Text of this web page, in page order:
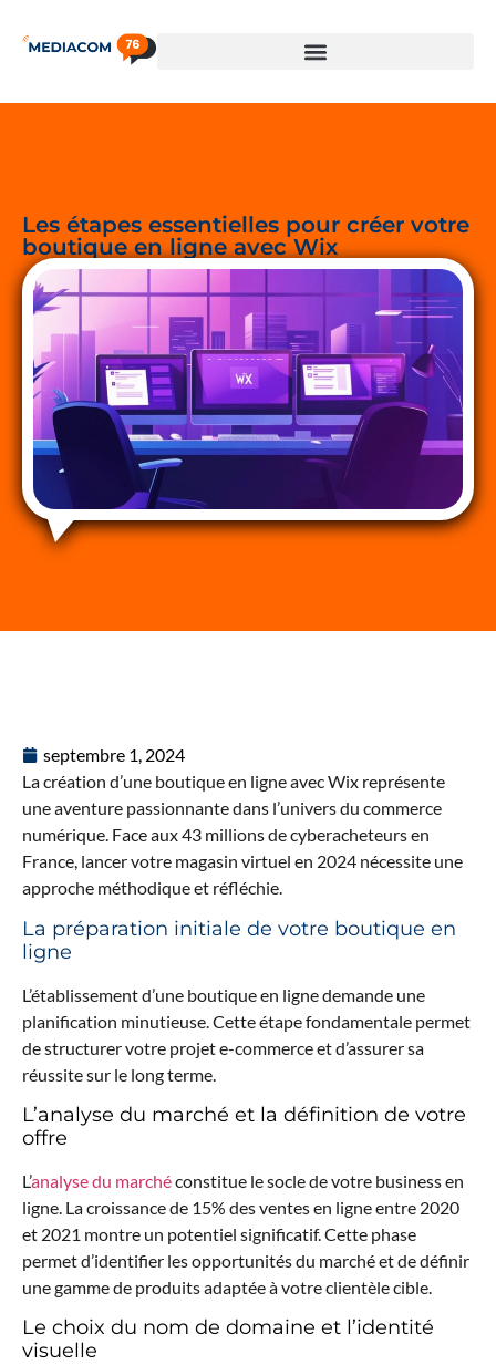
Les étapes essentielles pour créer votre
boutique en ligne avec Wix
septembre 1, 2024
La création d’une boutique en ligne avec Wix représente
une aventure passionnante dans l’univers du commerce
numérique. Face aux 43 millions de cyberacheteurs en
France, lancer votre magasin virtuel en 2024 nécessite une
approche méthodique et réfléchie.
La préparation initiale de votre boutique en
ligne
L’établissement d’une boutique en ligne demande une
planification minutieuse. Cette étape fondamentale permet
de structurer votre projet e-commerce et d’assurer sa
réussite sur le long terme.
L’analyse du marché et la définition de votre
offre
L’analyse du marchéconstitue le socle de votre business en
ligne. La croissance de 15% des ventes en ligne entre 2020
et 2021 montre un potentiel significatif. Cette phase
permet d’identifier les opportunités du marché et de définir
une gamme de produits adaptée à votre clientèle cible.
Le choix du nom de domaine et l’identité
visuelle